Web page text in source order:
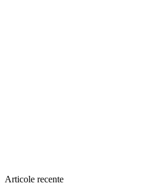
Articole recente